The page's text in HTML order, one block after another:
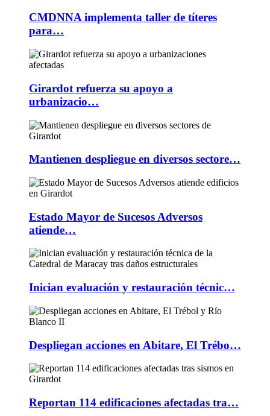
CMDNNA implementa taller de títeres
para…
Girardot refuerza su apoyo a
urbanizacio…
Mantienen despliegue en diversos sectore…
Estado Mayor de Sucesos Adversos
atiende…
Inician evaluación y restauración técnic…
Despliegan acciones en Abitare, El Trébo…
Reportan 114 edificaciones afectadas tra…